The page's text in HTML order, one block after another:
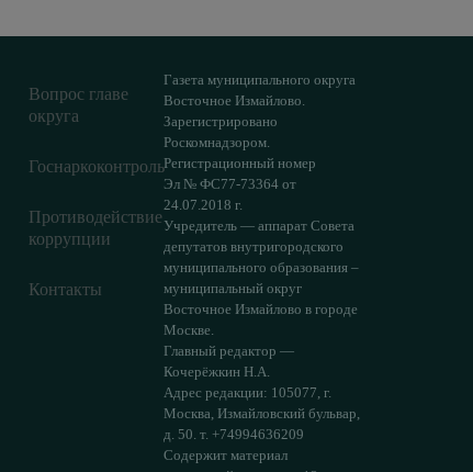
Вопрос главе
округа
Госнаркоконтроль
Противодействие
коррупции
Контакты
Газета муниципального округа
Восточное Измайлово.
Зарегистрировано
Роскомнадзором.
Регистрационный номер
Эл № ФС77-73364 от
24.07.2018 г.
Учредитель — аппарат Совета
депутатов внутригородского
муниципального образования –
муниципальный округ
Восточное Измайлово в городе
Москве.
Главный редактор —
Кочерёжкин Н.А.
Адрес редакции: 105077, г.
Москва, Измайловский бульвар,
д. 50. т. +74994636209
Содержит материал